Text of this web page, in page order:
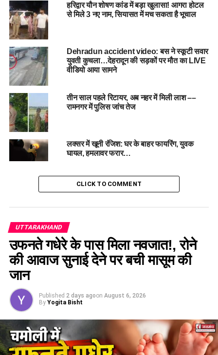
हरिद्वार यौन शोषण कांड में बड़ा खुलासा! आगरा होटल
से मिले 3 नए नाम, सियासत में मच सकता है भूचाल
Dehradun accident video: बस ने स्कूटी सवार
युवती कुचला…देहरादून की सड़कों पर मौत का LIVE
वीडियो आया सामने
तीन साल पहले रिटायर, अब नहर में मिली लाश ––
रामनगर में पुलिस जांच तेज
लक्सर में खूनी रंजिश: घर के बाहर फायरिंग, युवक
घायल, हमलावर फरार…
CLICK TO COMMENT
UTTARAKHAND
उफनते गधेरे के पास मिला नवजात!, रोने
की आवाज सुनाई देने पर बची मासूम की
जान
Published 2 days agoon August 6, 2026
By Yogita Bisht